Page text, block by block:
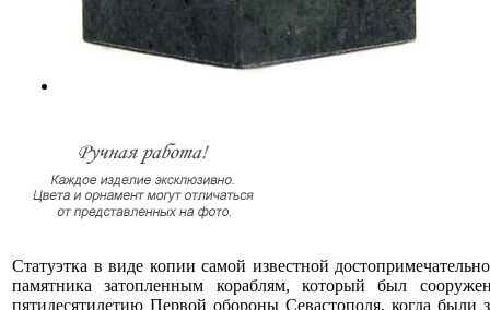
Статуэтка в виде копии самой известной
памятника затопленным кораблям, который был
пятидесятилетию Первой обороны Севастополя, когда были